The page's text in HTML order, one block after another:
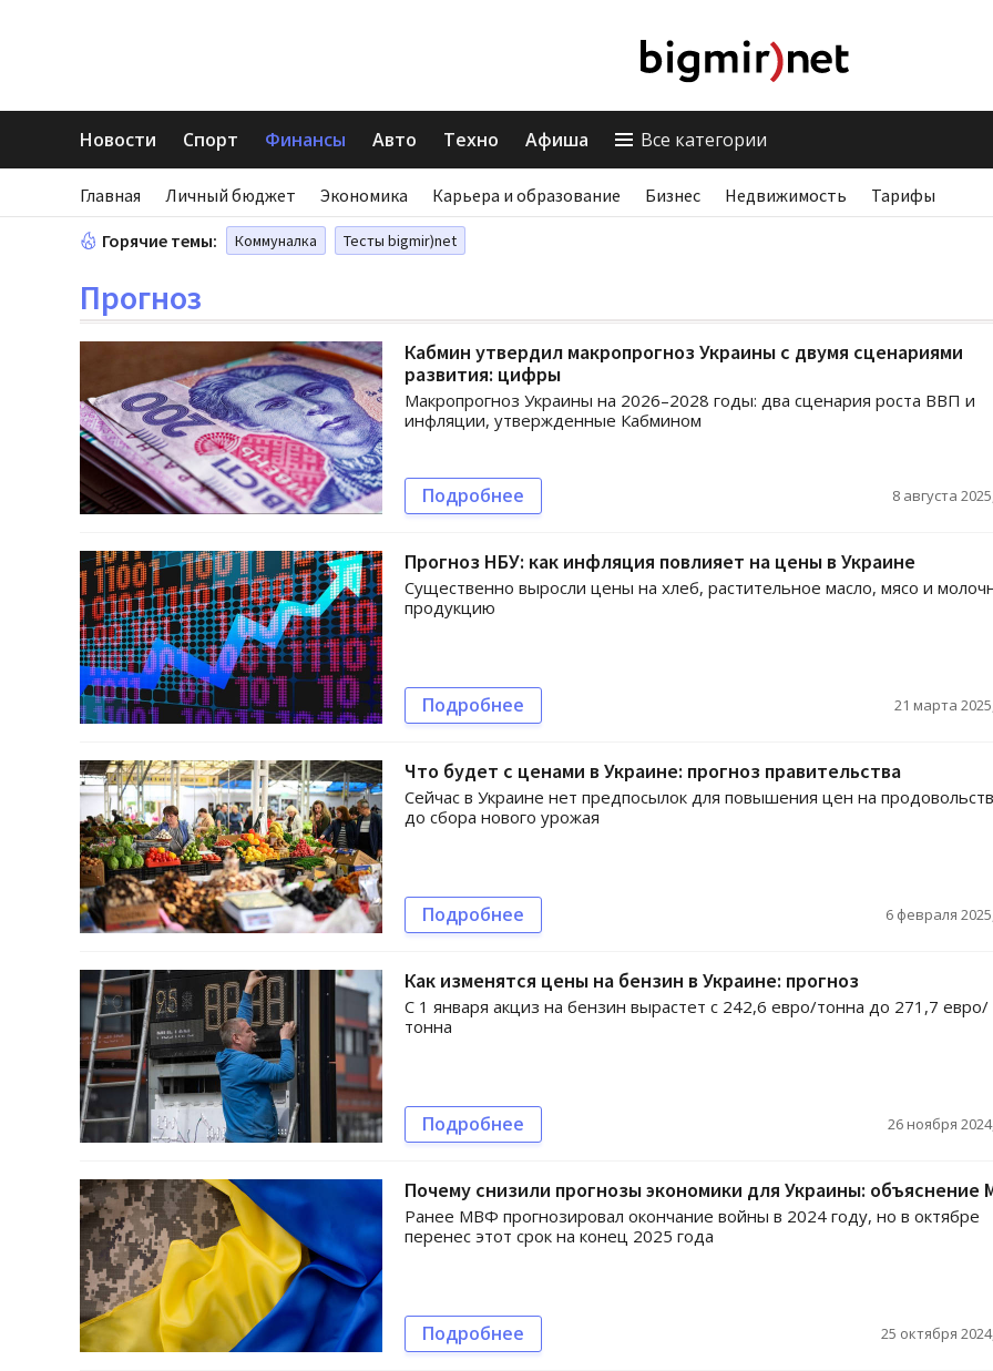
Новости Спорт Финансы Авто Техно Афиша Все категории
Главная Личный бюджет Экономика Карьера и образование Бизнес Недвижимость Тарифы
Горячие темы: Коммуналка Тесты bigmir)net
Прогноз
Кабмин утвердил макропрогноз Украины с двумя сценариями
развития: цифры
Макропрогноз Украины на 2026–2028 годы: два сценария роста ВВП и
инфляции, утвержденные Кабмином
Подробнее 8 августа
Прогноз НБУ: как инфляция повлияет на цены в Украине
Существенно выросли цены на хлеб, растительное масло, мясо и
продукцию
Подробнее 21 марта
Что будет с ценами в Украине: прогноз правительства
Сейчас в Украине нет предпосылок для повышения цен на
до сбора нового урожая
Подробнее 6 февраля
Как изменятся цены на бензин в Украине: прогноз
С 1 января акциз на бензин вырастет с 242,6 евро/тонна до 271,7 евро/
тонна
Подробнее 26 ноября
Почему снизили прогнозы экономики для Украины: объяснение
Ранее МВФ прогнозировал окончание войны в 2024 году, но в октябре
перенес этот срок на конец 2025 года
Подробнее 25 октября